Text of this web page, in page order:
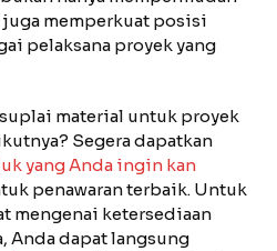
memperkuat posisi
pelaksana proyek yang
material untuk proyek
Segera dapatkan
yang Anda ingin kan
penawaran terbaik. Untuk
mengenai ketersediaan
Anda dapat langsung